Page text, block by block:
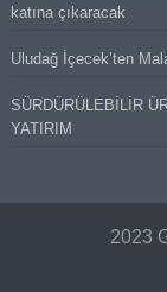
katına çıkaracak
Uludağ İçecek’ten
SÜRDÜRÜLEBİLİR
YATIRIM
2023